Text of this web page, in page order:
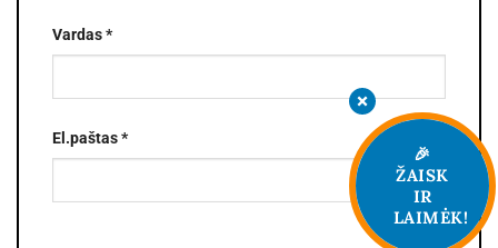
Vardas*
El.paštas*
🎉
ŽAISK
IR
LAIMĖK!